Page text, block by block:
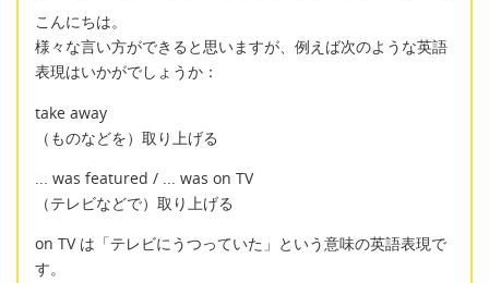
こんにちは。
様々な言い方ができると思いますが、例えば次のような英語
表現はいかがでしょうか：
take away
（ものなどを）取り上げる
... was featured / ... was on TV
（テレビなどで）取り上げる
on TV は「テレビにうつっていた」という意味の英語表現で
す。